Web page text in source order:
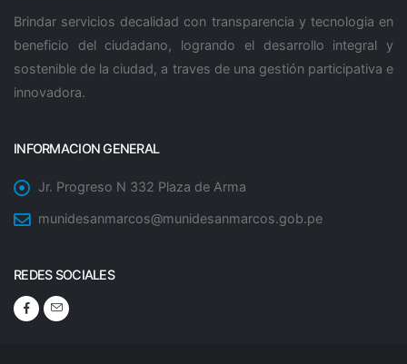
Brindar servicios decalidad con transparencia y tecnologia en
beneficio del ciudadano, logrando el desarrollo integral y
sostenible de la ciudad, a traves de una gestión participativa e
innovadora.
INFORMACION GENERAL
Jr. Progreso N 332 Plaza de Arma
munidesanmarcos@munidesanmarcos.gob.pe
REDES SOCIALES